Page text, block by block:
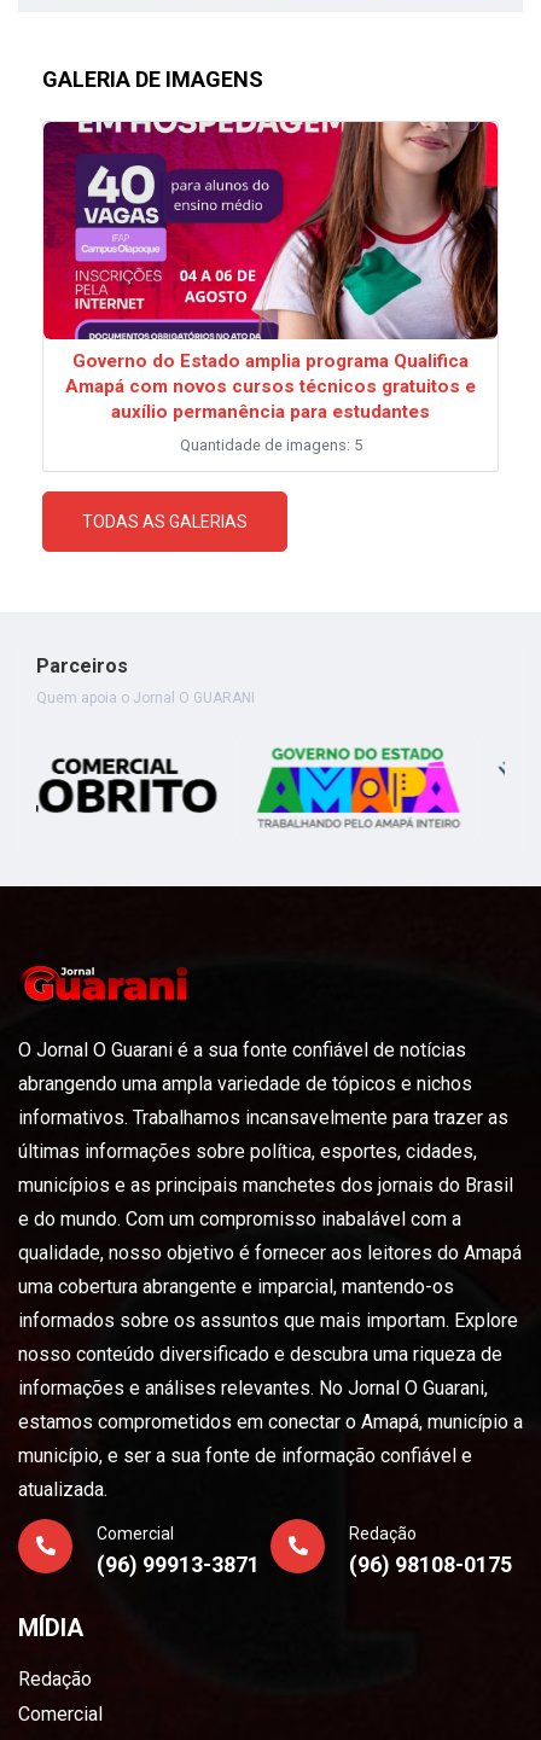
GALERIA DE IMAGENS
Governo do Estado amplia programa Qualifica
Amapá com novos cursos técnicos gratuitos e
auxílio permanência para estudantes
Quantidade de imagens: 5
TODAS AS GALERIAS
Parceiros
Quem apoia o Jornal O GUARANI
O Jornal O Guarani é a sua fonte confiável de notícias
abrangendo uma ampla variedade de tópicos e nichos
informativos. Trabalhamos incansavelmente para trazer as
últimas informações sobre política, esportes, cidades,
municípios e as principais manchetes dos jornais do Brasil
e do mundo. Com um compromisso inabalável com a
qualidade, nosso objetivo é fornecer aos leitores do Amapá
uma cobertura abrangente e imparcial, mantendo-os
informados sobre os assuntos que mais importam. Explore
nosso conteúdo diversificado e descubra uma riqueza de
informações e análises relevantes. No Jornal O Guarani,
estamos comprometidos em conectar o Amapá, município a
município, e ser a sua fonte de informação confiável e
atualizada.
Comercial
(96) 99913-3871
Redação
(96) 98108-0175
MÍDIA
Redação
Comercial